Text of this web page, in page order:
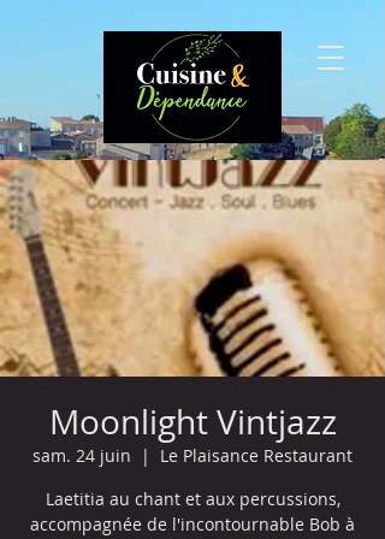
Moonlight Vintjazz
sam. 24 juin
  |
Le Plaisance Restaurant
Laetitia au chant et aux percussions,
accompagnée de l'incontournable Bob à